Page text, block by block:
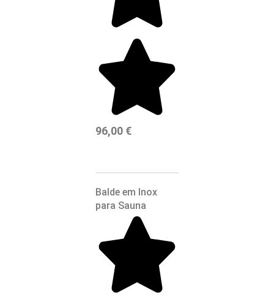
96,00 €
Balde em Inox
para Sauna